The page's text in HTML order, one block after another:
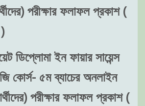
পরীক্ষার ফলাফল প্রকাশ (
ডিপ্লোমা ইন ফায়ার সায়েন্স
কোর্স- ৫ম ব্যাচের অনলাইন
পরীক্ষার ফলাফল প্রকাশ (